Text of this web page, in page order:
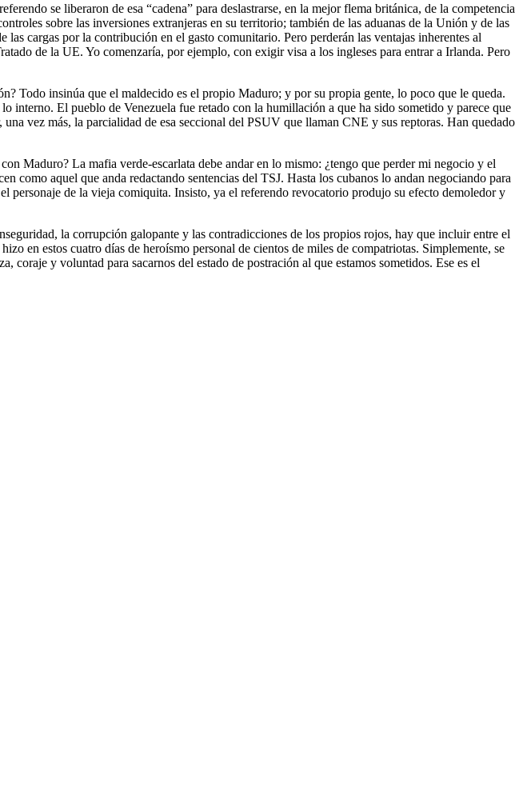
se liberaron de esa “cadena” para deslastrarse, en la mejor flema británica, de la competencia
sobre las inversiones extranjeras en su territorio; también de las aduanas de la Unión y de las
cargas por la contribución en el gasto comunitario. Pero perderán las ventajas inherentes al
de la UE. Yo comenzaría, por ejemplo, con exigir visa a los ingleses para entrar a Irlanda. Pero
Todo insinúa que el maldecido es el propio Maduro; y por su propia gente, lo poco que le queda.
El pueblo de Venezuela fue retado con la humillación a que ha sido sometido y parece que
vez más, la parcialidad de esa seccional del PSUV que llaman CNE y sus reptoras. Han quedado
Maduro? La mafia verde-escarlata debe andar en lo mismo: ¿tengo que perder mi negocio y el
como aquel que anda redactando sentencias del TSJ. Hasta los cubanos lo andan negociando para
personaje de la vieja comiquita. Insisto, ya el referendo revocatorio produjo su efecto demoledor y
la corrupción galopante y las contradicciones de los propios rojos, hay que incluir entre el
en estos cuatro días de heroísmo personal de cientos de miles de compatriotas. Simplemente, se
y voluntad para sacarnos del estado de postración al que estamos sometidos. Ese es el